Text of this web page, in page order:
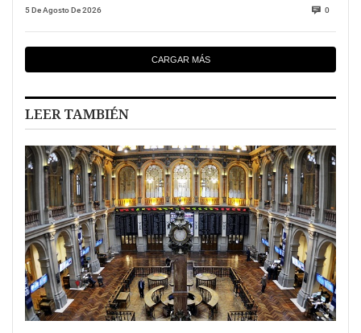
5 De Agosto De 2026 0
CARGAR MÁS
LEER TAMBIÉN